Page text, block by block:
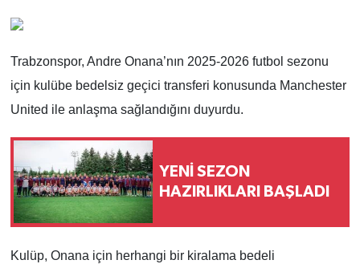
Trabzonspor, Andre Onana’nın 2025-2026 futbol sezonu
için kulübe bedelsiz geçici transferi konusunda Manchester
United ile anlaşma sağlandığını duyurdu.
YENİ SEZON
HAZIRLIKLARI BAŞLADI
Kulüp, Onana için herhangi bir kiralama bedeli